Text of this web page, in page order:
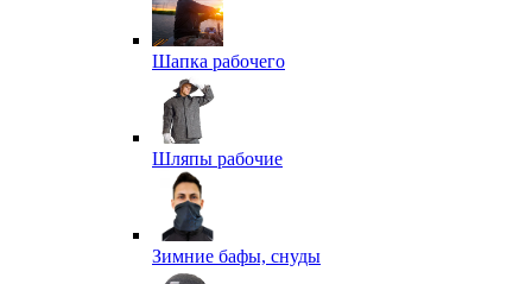
Шапка рабочего
Шляпы рабочие
Зимние бафы, снуды